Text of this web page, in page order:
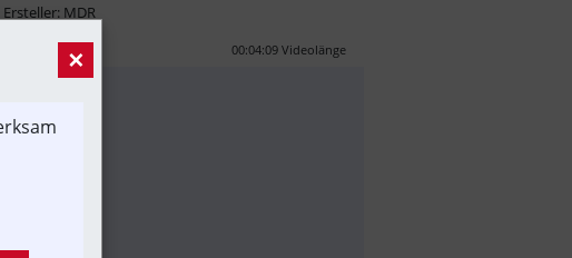
MDR
00:04:09 Videolänge
×